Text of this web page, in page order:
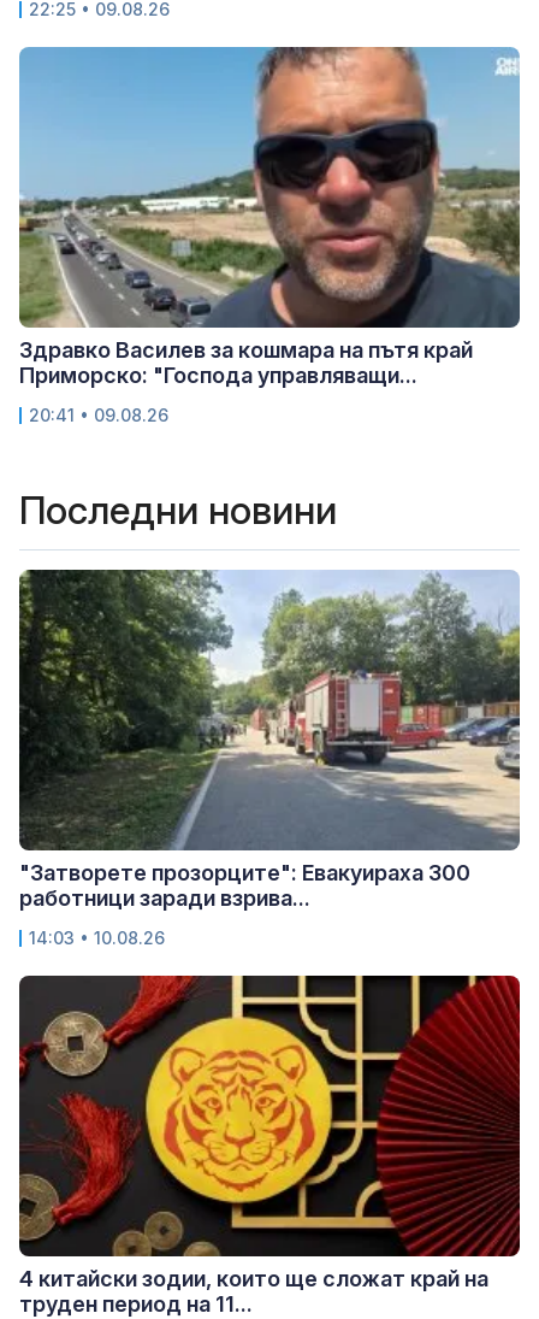
22:25 • 09.08.26
Здравко Василев за кошмара на пътя край
Приморско: "Господа управляващи...
20:41 • 09.08.26
Последни новини
"Затворете прозорците": Евакуираха 300
работници заради взрива...
14:03 • 10.08.26
4 китайски зодии, които ще сложат край на
труден период на 11...